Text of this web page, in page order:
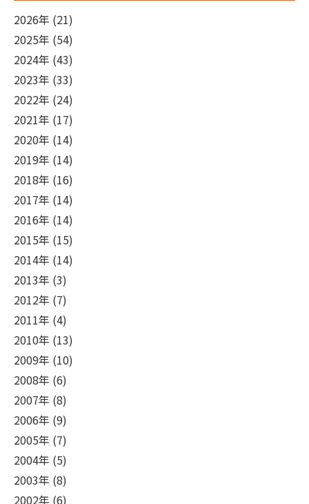
2026年 (21)
2025年 (54)
2024年 (43)
2023年 (33)
2022年 (24)
2021年 (17)
2020年 (14)
2019年 (14)
2018年 (16)
2017年 (14)
2016年 (14)
2015年 (15)
2014年 (14)
2013年 (3)
2012年 (7)
2011年 (4)
2010年 (13)
2009年 (10)
2008年 (6)
2007年 (8)
2006年 (9)
2005年 (7)
2004年 (5)
2003年 (8)
2002年 (6)